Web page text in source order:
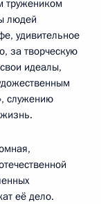
тружеником
людей
удивительное
за творческую
идеалы,
служению
её дело.